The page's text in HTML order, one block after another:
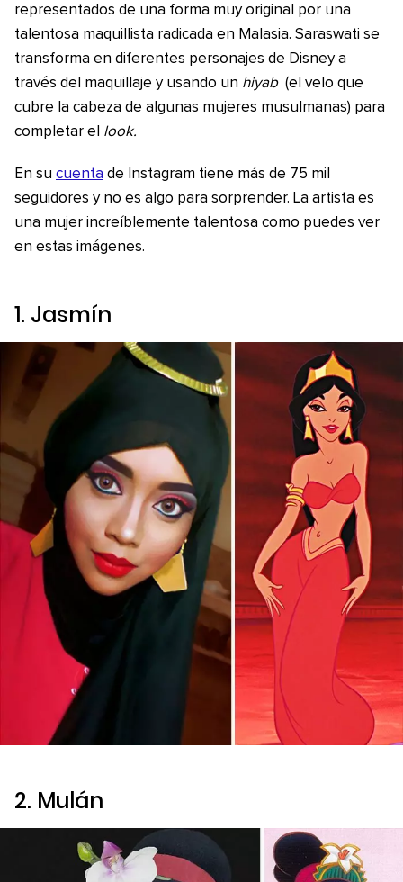
representados de una forma muy original por una
talentosa maquillista radicada en Malasia. Saraswati se
transforma en diferentes personajes de Disney a
través del maquillaje y usando un hiyab (el velo que
cubre la cabeza de algunas mujeres musulmanas) para
completar el look.
En su cuenta de Instagram tiene más de 75 mil
seguidores y no es algo para sorprender. La artista es
una mujer increíblemente talentosa como puedes ver
en estas imágenes.
1. Jasmín
2. Mulán